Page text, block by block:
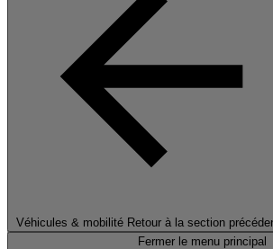
Véhicules & mobilité Retour à la section
Fermer le menu principal